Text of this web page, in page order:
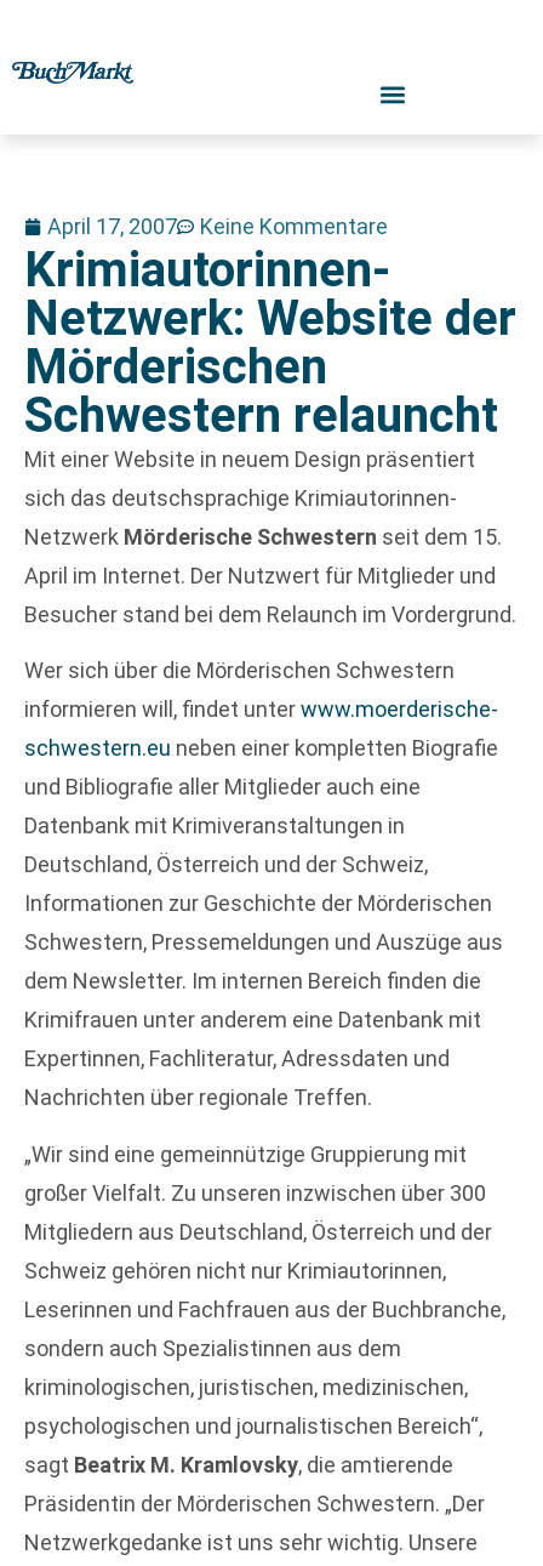
April 17, 2007 Keine Kommentare
Krimiautorinnen-
Netzwerk: Website der
Mörderischen
Schwestern relauncht
Mit einer Website in neuem Design präsentiert
sich das deutschsprachige Krimiautorinnen-
Netzwerk Mörderische Schwestern seit dem 15.
April im Internet. Der Nutzwert für Mitglieder und
Besucher stand bei dem Relaunch im Vordergrund.
Wer sich über die Mörderischen Schwestern
informieren will, findet unterwww.moerderische-
schwestern.eu neben einer kompletten Biografie
und Bibliografie aller Mitglieder auch eine
Datenbank mit Krimiveranstaltungen in
Deutschland, Österreich und der Schweiz,
Informationen zur Geschichte der Mörderischen
Schwestern, Pressemeldungen und Auszüge aus
dem Newsletter. Im internen Bereich finden die
Krimifrauen unter anderem eine Datenbank mit
Expertinnen, Fachliteratur, Adressdaten und
Nachrichten über regionale Treffen.
„Wir sind eine gemeinnützige Gruppierung mit
großer Vielfalt. Zu unseren inzwischen über 300
Mitgliedern aus Deutschland, Österreich und der
Schweiz gehören nicht nur Krimiautorinnen,
Leserinnen und Fachfrauen aus der Buchbranche,
sondern auch Spezialistinnen aus dem
kriminologischen, juristischen, medizinischen,
psychologischen und journalistischen Bereich“,
sagt Beatrix M. Kramlovsky, die amtierende
Präsidentin der Mörderischen Schwestern. „Der
Netzwerkgedanke ist uns sehr wichtig. Unsere